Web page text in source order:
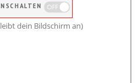
dein Bildschirm an)